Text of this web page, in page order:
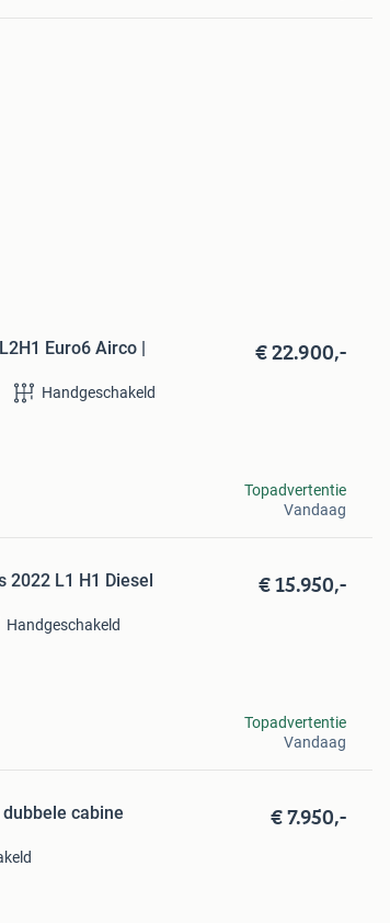
Euro6 Airco | € 22.900,-
Handgeschakeld
Topadvertentie
Vandaag
2022 L1 H1 Diesel € 15.950,-
Handgeschakeld
Topadvertentie
Vandaag
cabine € 7.950,-